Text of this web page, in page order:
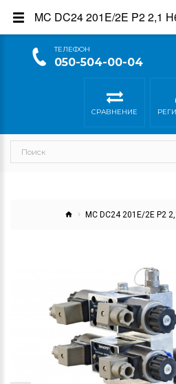
ТEЛЕФОН
050-504-00-04
СРАВНЕНИЕ
MC DC24 201E/2E P2